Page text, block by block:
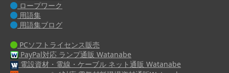
ロープワーク
用語集
用語集ブログ
PCソフトライセンス販売
PayPal対応 ランプ通販 Watanabe
電設資材・電線・ケーブル ネット通販 Watanabe